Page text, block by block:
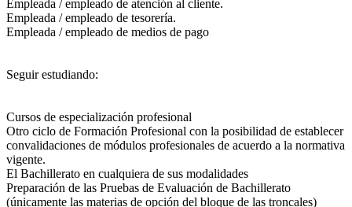
Empleada / empleado de atención al cliente.
Empleada / empleado de tesorería.
Empleada / empleado de medios de pago
Seguir estudiando:
Cursos de especialización profesional
Otro ciclo de Formación Profesional con la posibilidad de establecer
convalidaciones de módulos profesionales de acuerdo a la normativa
vigente.
El Bachillerato en cualquiera de sus modalidades
Preparación de las Pruebas de Evaluación de Bachillerato
(únicamente las materias de opción del bloque de las troncales)